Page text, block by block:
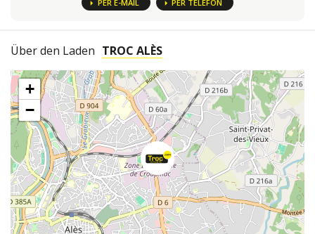
PER E-MAIL PER TELEFON
Über den Laden TROC ALÈS
+
−